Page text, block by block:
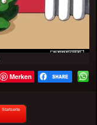
Merken
Startseite